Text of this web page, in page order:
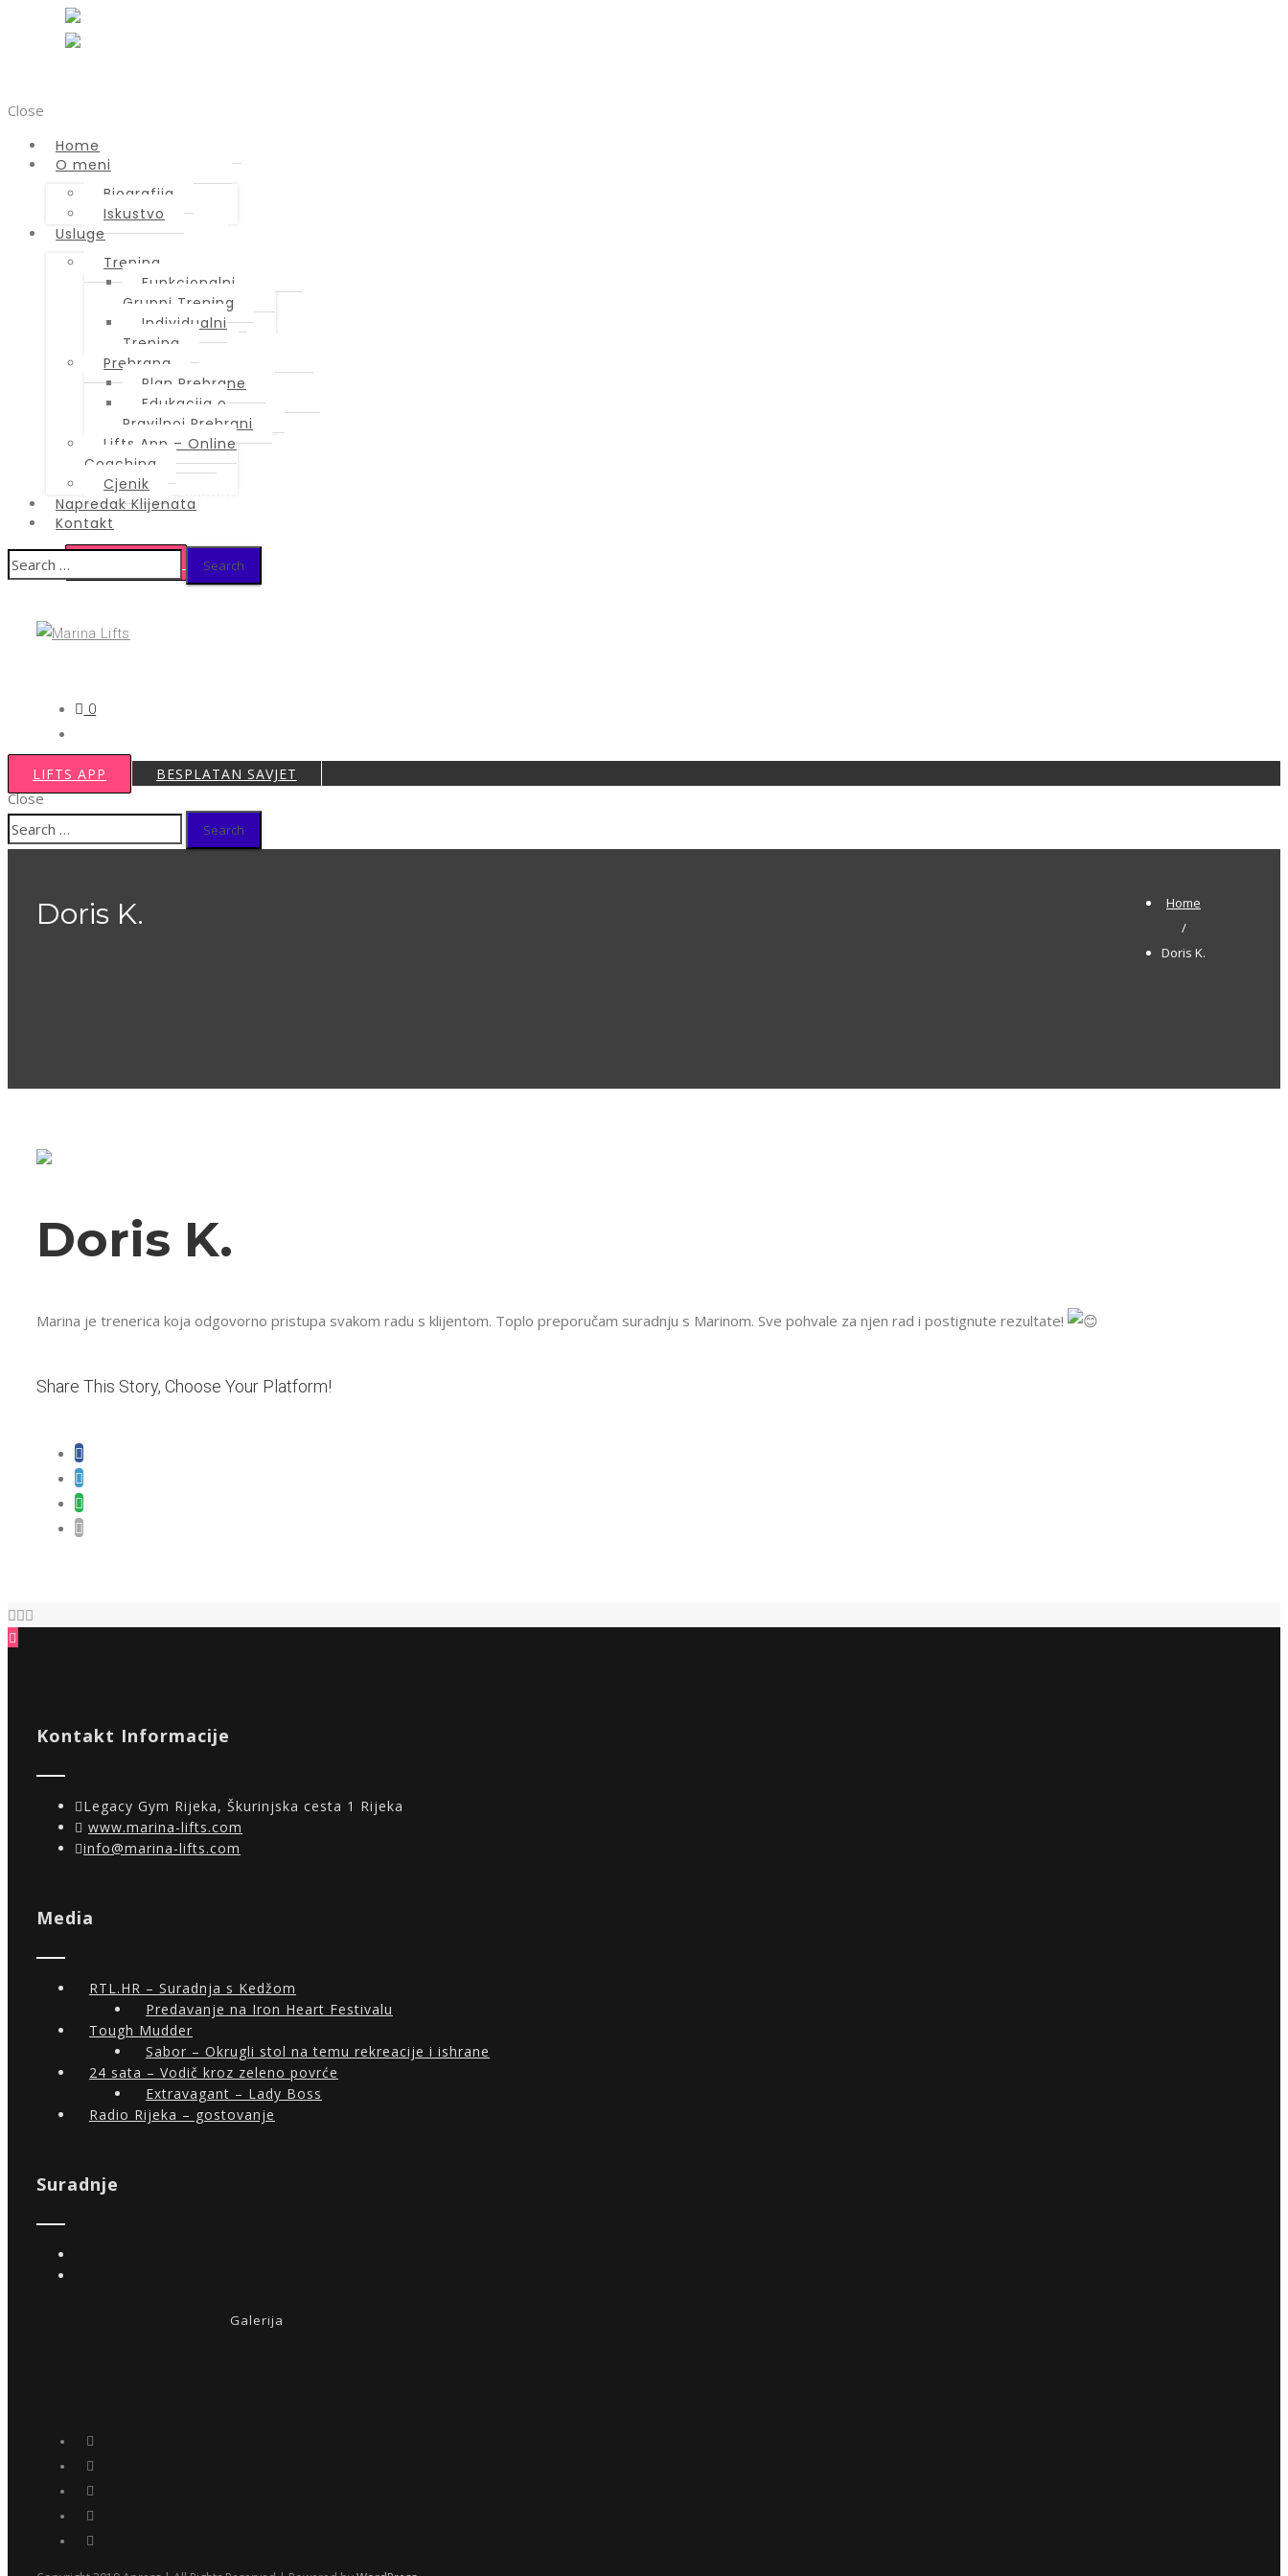
Usluge
Trening
Grupni Trening
Individualni
Trening
Prehrana
Edukacija o
Pravilnoj Prehrani
Lifts App – Online
Cjenik
Napredak Klijenata
Kontakt
BESPLATAN SAVJET
Close
Home
O meni
Biografija
Iskustvo
Usluge
Trening
Funkcionalni
Grupni Trening
Individualni
Trening
Prehrana
Plan Prehrane
Edukacija o
Pravilnoj Prehrani
Lifts App – Online
Coaching
Cjenik
Napredak Klijenata
Kontakt
Search
for:
0
LIFTS APP BESPLATAN SAVJET
Close
Search
for:
Doris K.
Home
/
Doris K.
Doris K.
Marina je trenerica koja odgovorno pristupa svakom radu s klijentom. Toplo preporučam suradnju s Marinom. Sve pohvale za njen rad i postignute rezultate!
Share This Story, Choose Your Platform!
Kontakt Informacije
Legacy Gym Rijeka, Škurinjska cesta 1 Rijeka
www.marina-lifts.com
info@marina-lifts.com
Media
RTL.HR – Suradnja s Kedžom
Predavanje na Iron Heart Festivalu
Tough Mudder
Sabor – Okrugli stol na temu rekreacije i ishrane
24 sata – Vodič kroz zeleno povrće
Extravagant – Lady Boss
Radio Rijeka – gostovanje
Suradnje
Galerija